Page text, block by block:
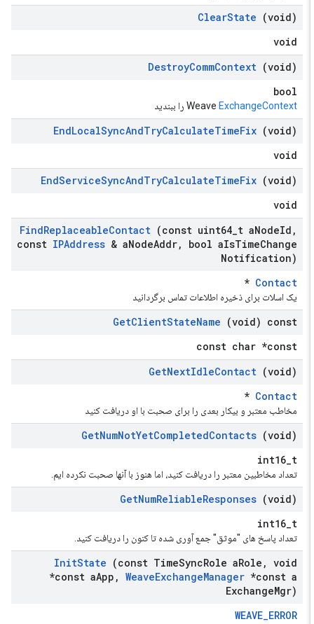
ClearState (void)
void
DestroyCommContext (void)
bool
WeaveExchangeContext را ببندید
EndLocalSyncAndTryCalculateTimeFix (void)
void
EndServiceSyncAndTryCalculateTimeFix (void)
void
FindReplaceableContact (const uint64 _ t aNodeId
constIPAddress & aNodeAddr bool aIsTimeChange
Notification)
Contact
*
یک اسلات برای ذخیره اطلاعات تماس برگردانید
GetClientStateName (void) const
const char *const
GetNextIdleContact (void)
Contact
*
مخاطب معتبر و بیکار بعدی را برای صحبت با او دریافت کنید
GetNumNotYetCompletedContacts (void)
int16_t
تعداد مخاطبین معتبر را دریافت کنید، اما هنوز با آنها صحبت نکرده ایم.
GetNumReliableResponses (void)
int16_t
تعداد پاسخ های "موثق" جمع آوری شده تا کنون را دریافت کنید.
InitState (const TimeSyncRole aRole void
*const aApp WeaveExchangeManager *const a
ExchangeMgr)
WEAVE_ERROR